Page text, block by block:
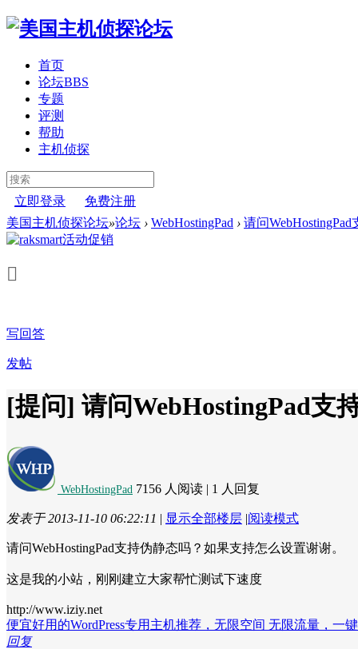
首页
论坛BBS
专题
评测
帮助
主机侦探
立即登录
免费注册
美国主机侦探论坛»论坛 › WebHostingPad › 请问
写回答
发帖
[提问] 请问WebHostingPad支
WebHostingPad 7156 人阅读 | 1 人回复
发表于 2013-11-10 06:22:11 | 显示全部楼层 |阅读模式
请问WebHostingPad支持伪静态吗？如果支持怎么设置谢谢。
这是我的小站，刚刚建立大家帮忙测试下速度
http://www.iziy.net
便宜好用的WordPress专用主机推荐，无限空间 无限流量，一
回复